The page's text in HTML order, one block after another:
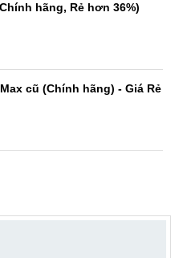
hãng, Rẻ hơn 36%)
cũ (Chính hãng) - Giá Rẻ